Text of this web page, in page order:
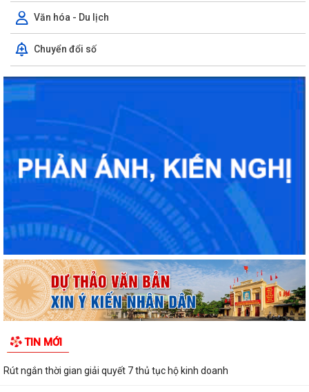
Văn hóa - Du lịch
Chuyển đổi số
TIN MỚI
Rút ngắn thời gian giải quyết 7 thủ tục hộ kinh doanh